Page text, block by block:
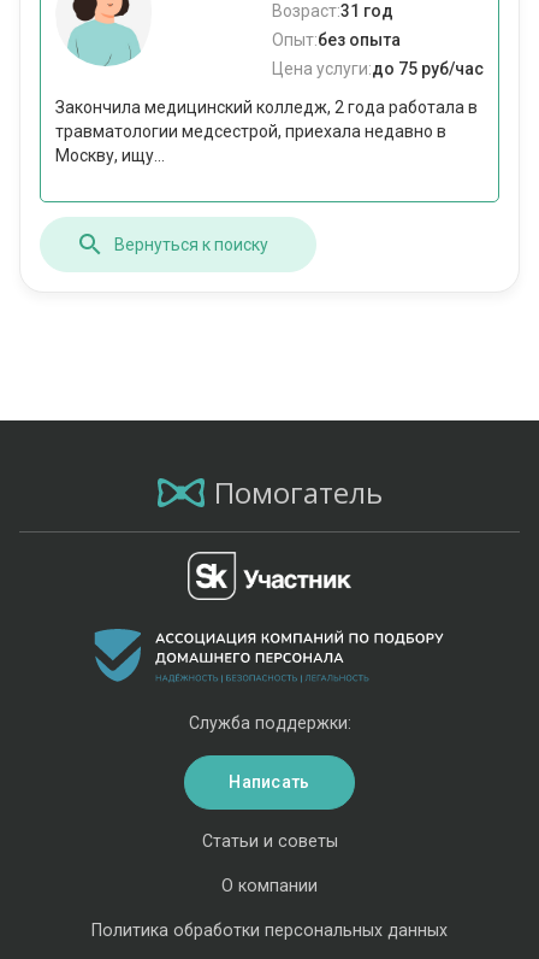
Возраст:31 год
Опыт:без опыта
Цена услуги:до 75 руб/час
Закончила медицинский колледж, 2 года работала в
травматологии медсестрой, приехала недавно в
Москву, ищу...
Вернуться к поиску
Помогатель
Статьи и советы
О компании
Политика обработки персональных данных
Служба поддержки:
Написать